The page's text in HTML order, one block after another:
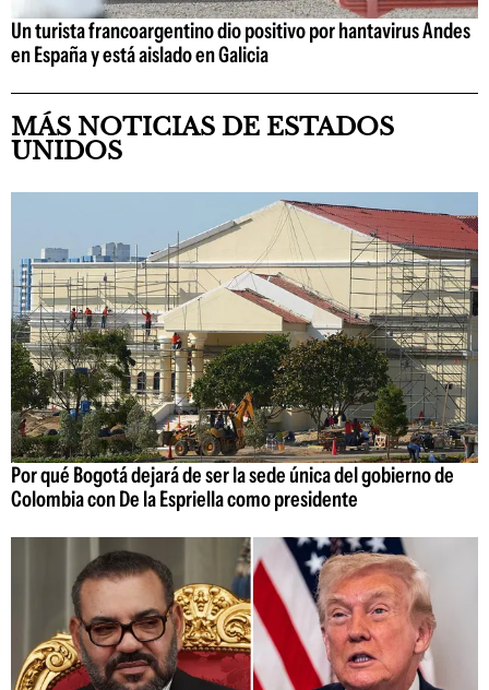
Un turista francoargentino dio positivo por hantavirus Andes
en España y está aislado en Galicia
MÁS NOTICIAS DE ESTADOS
UNIDOS
Por qué Bogotá dejará de ser la sede única del gobierno de
Colombia con De la Espriella como presidente